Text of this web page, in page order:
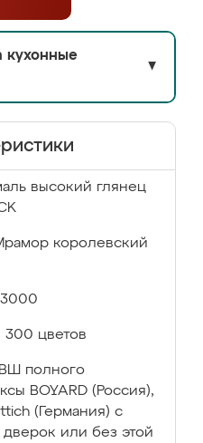
кухонные
▼
высокий глянец
королевский
цветов
полного
BOYARD (Россия),
(Германия) с
или без этой